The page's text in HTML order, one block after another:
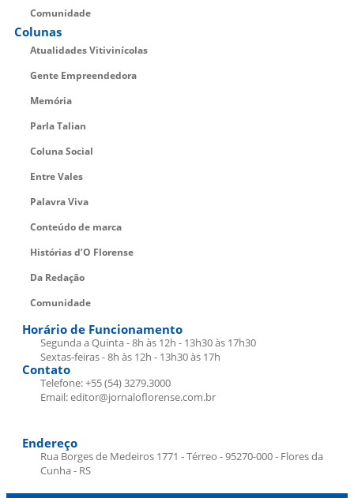
Comunidade
Colunas
Atualidades Vitivinícolas
Gente Empreendedora
Memória
Parla Talian
Coluna Social
Entre Vales
Palavra Viva
Conteúdo de marca
Histórias d’O Florense
Da Redação
Comunidade
Horário de Funcionamento
Segunda a Quinta - 8h às 12h - 13h30 às 17h30
Sextas-feiras - 8h às 12h - 13h30 às 17h
Contato
Telefone: +55 (54) 3279.3000
Email: editor@jornaloflorense.com.br
Endereço
Rua Borges de Medeiros 1771 - Térreo - 95270-000 - Flores da
Cunha - RS